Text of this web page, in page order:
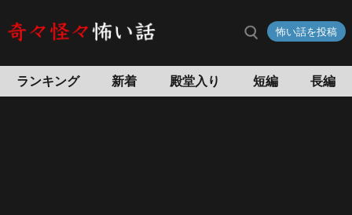
怖い話を投稿
ランキング 新着 殿堂入り 短編 長編